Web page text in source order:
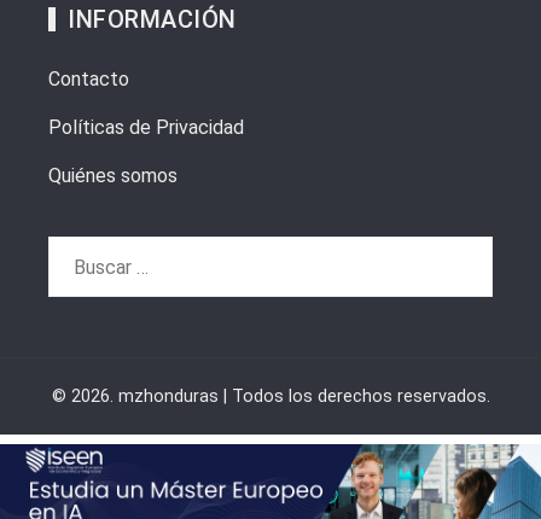
INFORMACIÓN
Contacto
Políticas de Privacidad
Quiénes somos
© 2026. mzhonduras | Todos los derechos reservados.